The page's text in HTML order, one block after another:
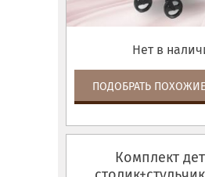
Нет в
ПОДОБРАТЬ
Комплект